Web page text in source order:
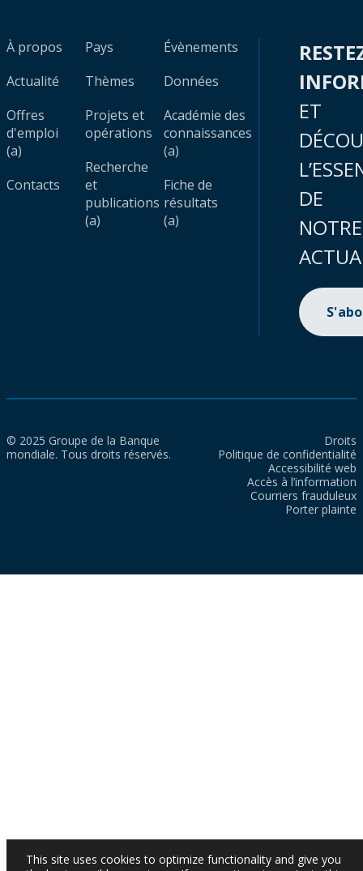
À propos
Actualité
Offres
d'emploi
(a)
Contacts
Pays
Thèmes
Projets et
opérations
Recherche
et
publications
(a)
Évènements
Données
Académie des
connaissances
(a)
Fiche de
résultats
(a)
ET
DE
NOTRE
© 2025 Groupe de la Banque
mondiale. Tous droits réservés.
Droits
Politique de confidentialité
Accessibilité web
Accès à l’information
Courriers frauduleux
Porter plainte
This site uses cookies to optimize functionality and give you